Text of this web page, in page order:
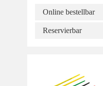
Online bestellbar
Reservierbar